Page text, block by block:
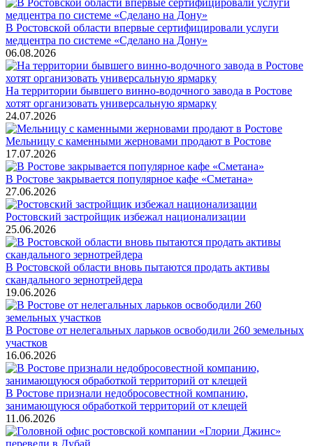
В Ростовской области впервые сертифицировали услуги
медцентра по системе «Сделано на Дону»
06.08.2026
На территории бывшего винно-водочного завода в Ростове
хотят организовать универсальную ярмарку
24.07.2026
Мельницу с каменными жерновами продают в Ростове
17.07.2026
В Ростове закрывается популярное кафе «Сметана»
27.06.2026
Ростовский застройщик избежал национализации
25.06.2026
В Ростовской области вновь пытаются продать активы
скандального зернотрейдера
19.06.2026
В Ростове от нелегальных ларьков освободили 260 земельных
участков
16.06.2026
В Ростове признали недобросовестной компанию,
занимающуюся обработкой территорий от клещей
11.06.2026